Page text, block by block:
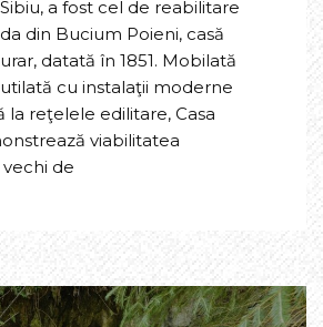
a fost cel de reabilitare
din Bucium Poieni, casă
datată în 1851. Mobilată
cu instalaţii moderne
la reţelele edilitare, Casa
viabilitatea
de